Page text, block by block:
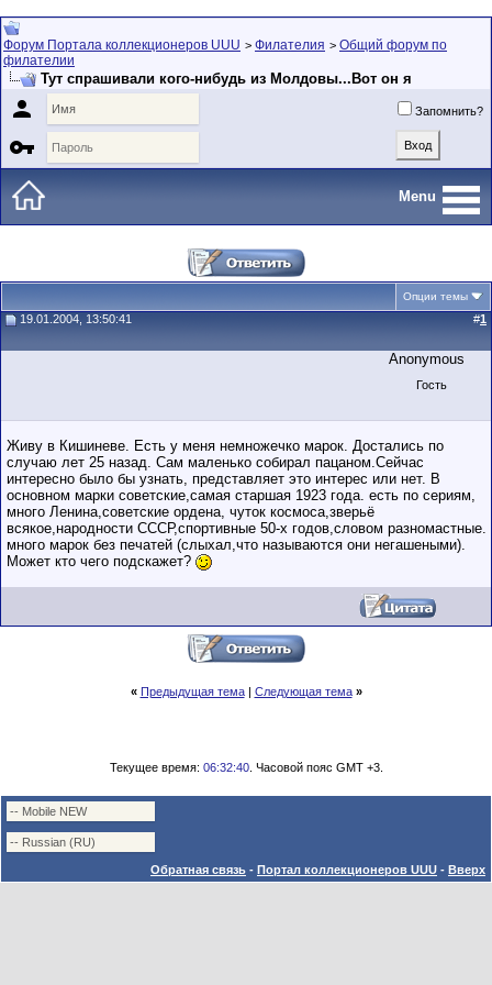
Форум Портала коллекционеров UUU > Филателия > Общий форум по
филателии
Тут спрашивали кого-нибудь из Молдовы...Вот он я
 Запомнить?

Menu
Опции темы
19.01.2004, 13:50:41 #1
Anonymous
Гость
Живу в Кишиневе. Есть у меня немножечко марок. Достались по
случаю лет 25 назад. Сам маленько собирал пацаном.Сейчас
интересно было бы узнать, представляет это интерес или нет. В
основном марки советские,самая старшая 1923 года. есть по сериям,
много Ленина,советские ордена, чуток космоса,зверьё
всякое,народности СССР,спортивные 50-х годов,словом разномастные.
много марок без печатей (слыхал,что называются они негашеными).
Может кто чего подскажет?
« Предыдущая тема| Следующая тема »
Текущее время: 06:32:40. Часовой пояс GMT +3.
Обратная связь - Портал коллекционеров UUU - Вверх